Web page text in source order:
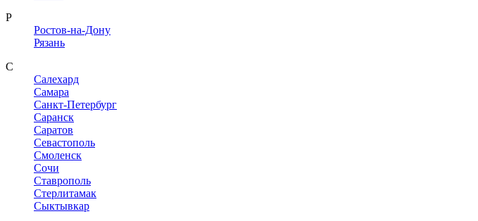
Р
Ростов-на-Дону
Рязань
С
Салехард
Самара
Санкт-Петербург
Саранск
Саратов
Севастополь
Смоленск
Сочи
Ставрополь
Стерлитамак
Сыктывкар